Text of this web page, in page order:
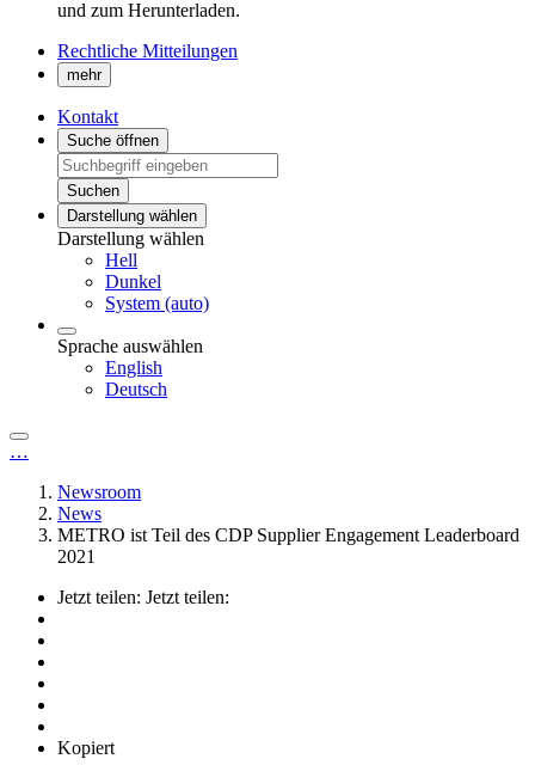
und zum Herunterladen.
Rechtliche Mitteilungen
mehr
Kontakt
Suche öffnen
Suchen
Darstellung wählen
Darstellung wählen
Hell
Dunkel
System (auto)
Sprache auswählen
English
Deutsch
…
Newsroom
News
METRO ist Teil des CDP Supplier Engagement Leaderboard
2021
Jetzt teilen: Jetzt teilen:
Kopiert